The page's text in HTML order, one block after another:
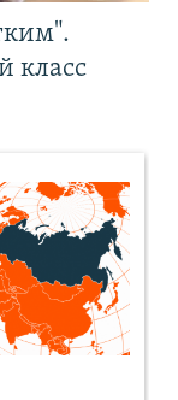
класс